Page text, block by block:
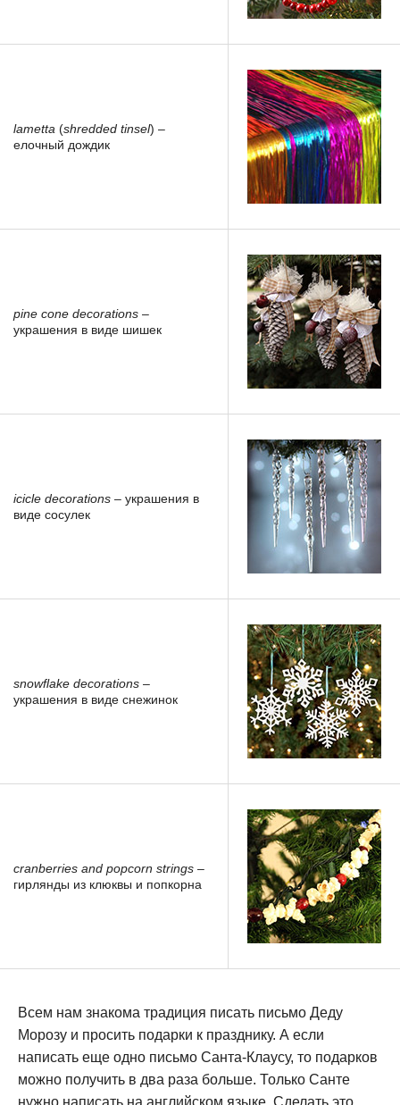
lametta (shredded tinsel) –
елочный дождик
pine cone decorations –
украшения в виде шишек
icicle decorations – украшения в
виде сосулек
snowflake decorations –
украшения в виде снежинок
cranberries and popcorn strings –
гирлянды из клюквы и попкорна
Всем нам знакома традиция писать письмо Деду
Морозу и просить подарки к празднику. А если
написать еще одно письмо Санта-Клаусу, то подарков
можно получить в два раза больше. Только Санте
нужно написать на английском языке. Сделать это